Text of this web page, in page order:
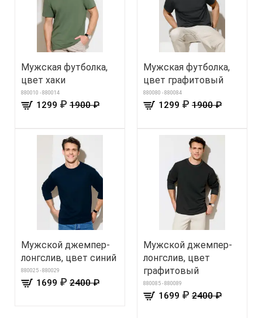
Мужская футболка,
цвет хаки
880010 - 880014
1299 ₽ 1900 ₽
Мужская футболка,
цвет графитовый
880080 - 880084
1299 ₽ 1900 ₽
Мужской джемпер-
лонгслив, цвет синий
880025 - 880029
1699 ₽ 2400 ₽
Мужской джемпер-
лонгслив, цвет
графитовый
880085 - 880089
1699 ₽ 2400 ₽